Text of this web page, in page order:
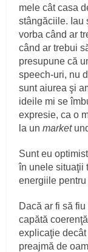
mele cât casa
stângăciile. Iau
vorba când ar
când ar trebui
presupune că
speech-uri, nu
sunt aiurea şi
ideile mi se
expresie, ca o
la unmarket
Sunt eu
în unele situaţii
energiile
Dacă ar fi să
capătă
explicaţie
preajmă de